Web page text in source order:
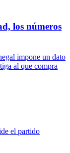
los números
impone un dato
al que compra
el partido